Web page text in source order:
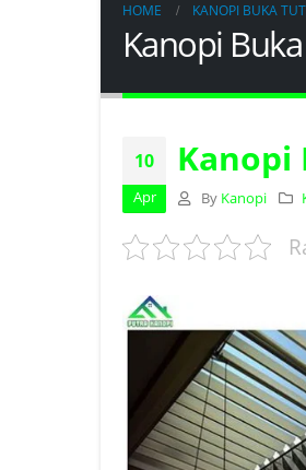
HOME KANOPI BUKA
Kanopi
10
Apr
Kanopi
By Kanopi